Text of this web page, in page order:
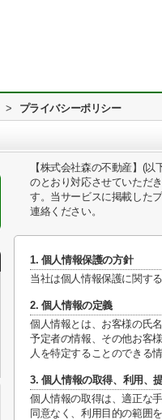
> プライバシーポリシー
【株式会社森の不動産】(
のとおり対応させていただ
す。当サービスに掲載した
連絡ください。
1. 個人情報保護の方針
当社は個人情報保護に関す
2. 個人情報の定義
個人情報とは、お客様の氏
予定者の情報、その他お客
人を特定することのできる
3. 個人情報の取得、利用、
個人情報の取得は、適正な
同意なく、利用目的の範囲